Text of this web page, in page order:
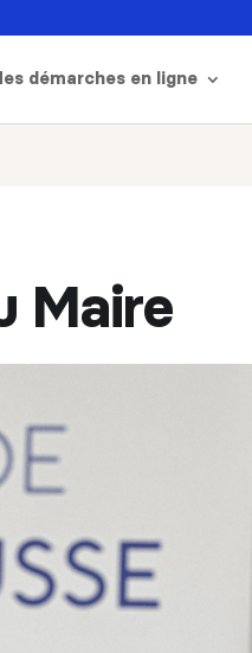
démarches en ligne
Maire